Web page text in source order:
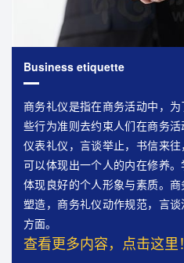
Business etiquette
商务礼仪是指在商务活动中，
些行为准则去约束人们在商务
仪表礼仪，言谈举止，书信来
可以体现出一个人的内在修养
体现良好的个人形象与素质。
塑造，商务礼仪动作规范，言
方面。
查看更多内容，点击这里！